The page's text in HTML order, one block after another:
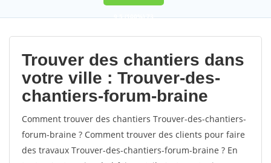
9,5(100%)73
votes
Trouver des chantiers dans
votre ville : Trouver-des-
chantiers-forum-braine
Comment trouver des chantiers Trouver-des-chantiers-
forum-braine ? Comment trouver des clients pour faire
des travaux Trouver-des-chantiers-forum-braine ? En